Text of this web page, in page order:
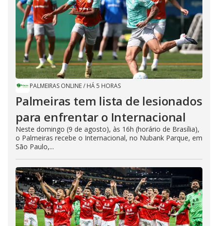
PALMEIRAS ONLINE/ HÁ 5 HORAS
Palmeiras tem lista de lesionados
para enfrentar o Internacional
Neste domingo (9 de agosto), às 16h (horário de Brasília),
o Palmeiras recebe o Internacional, no Nubank Parque, em
São Paulo,...